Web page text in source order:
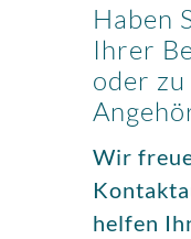
Haben
Ihrer
oder
Wir
helfen